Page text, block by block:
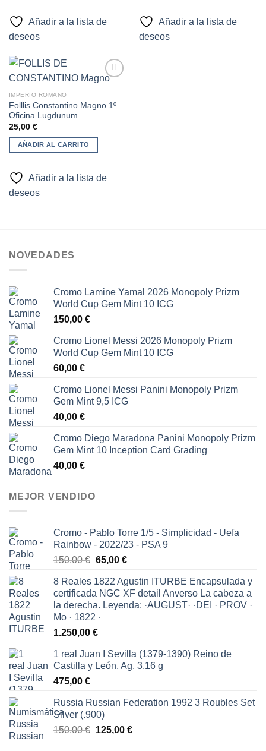
Añadir a la lista de
deseos
Añadir a la lista de
deseos
Añadir
IMPERIO ROMANO
Folllis Constantino Magno 1º
Oficina Lugdunum
25,00 €
AÑADIR AL CARRITO
Añadir a la lista de
deseos
NOVEDADES
Cromo Lamine Yamal 2026 Monopoly Prizm
World Cup Gem Mint 10 ICG
150,00 €
Cromo Lionel Messi 2026 Monopoly Prizm
World Cup Gem Mint 10 ICG
60,00 €
Cromo Lionel Messi Panini Monopoly Prizm
Gem Mint 9,5 ICG
40,00 €
Cromo Diego Maradona Panini Monopoly Prizm
Gem Mint 10 Inception Card Grading
40,00 €
MEJOR VENDIDO
Cromo - Pablo Torre 1/5 - Simplicidad - Uefa
Rainbow - 2022/23 - PSA 9
150,00€ El
original
era:
150,00 €.
65,00 €El
actual
es:
65,00 €.
8 Reales 1822 Agustin ITURBE Encapsulada y
certificada NGC XF detail Anverso La cabeza a
la derecha. Leyenda: ·AUGUST· ·DEI · PROV ·
Mo · 1822 ·
1.250,00 €
1 real Juan I Sevilla (1379-1390) Reino de
Castilla y León. Ag. 3,16 g
475,00 €
Russia Russian Federation 1992 3 Roubles Set
Silver (.900)
150,00€ El
125,00 €El